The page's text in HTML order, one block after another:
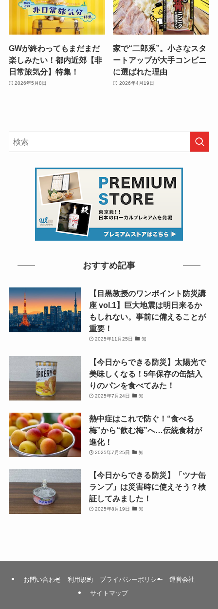
GWが終わってもまだまだ
楽しみたい！都内近郊【非
日常旅気分】特集！
2026年5月8日
家で“二郎系”。小さなスタ
ートアップが大手コンビニ
に選ばれた理由
2026年4月19日
おすすめ記事
【目黒教授のワンポイント防災講
座 vol.1】巨大地震は明日来るか
もしれない。事前に備えることが
重要！
2025年11月25日 知
【今日からできる防災】太陽光で
美味しくなる！5年保存の缶詰入
りのパンを食べてみた！
2025年7月24日 知
熱中症はこれで防ぐ！“食べる
梅”から“飲む梅”へ…伝統食材が
進化！
2025年7月25日 知
【今日からできる防災】「ツナ缶
ランプ」は災害時に使えそう？検
証してみました！
2025年8月19日 知
お問い合わせ 利用規約 プライバシーポリシー
運営会社
サイトマップ